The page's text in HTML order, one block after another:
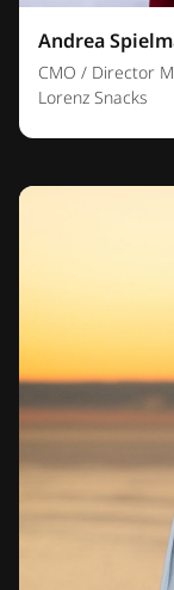
Andrea
CMO / Director
Lorenz Snacks